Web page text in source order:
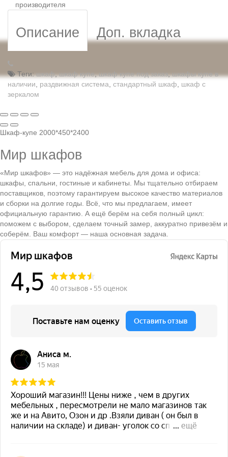
производителя
Описание Доп. вкладка
Теги:шкаф,шкаф купе,шкаф купе под заказ,шкафы купе в
наличии
раздвижная система стандартный шкаф
шкаф с
зеркалом
Шкаф-купе 2000*450*2400
Мир шкафов
«Мир шкафов» — это надёжная мебель для дома и офиса:
шкафы, спальни, гостиные и кабинеты. Мы тщательно отбираем
поставщиков, поэтому гарантируем высокое качество материалов
и сборки на долгие годы. Всё, что мы предлагаем, имеет
официальную гарантию. А ещё берём на себя полный цикл:
поможем с выбором, сделаем точный замер, аккуратно привезём и
соберём. Ваш комфорт — наша основная задача.